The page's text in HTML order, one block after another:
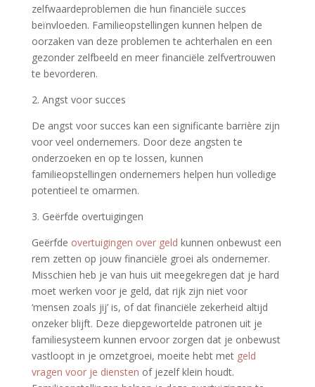
zelfwaardeproblemen die hun financiële succes
beïnvloeden. Familieopstellingen kunnen helpen de
oorzaken van deze problemen te achterhalen en een
gezonder zelfbeeld en meer financiële zelfvertrouwen
te bevorderen.
2. Angst voor succes
De angst voor succes kan een significante barrière zijn
voor veel ondernemers. Door deze angsten te
onderzoeken en op te lossen, kunnen
familieopstellingen ondernemers helpen hun volledige
potentieel te omarmen.
3. Geërfde overtuigingen
Geërfde overtuigingen over geld kunnen onbewust een
rem zetten op jouw financiële groei als ondernemer.
Misschien heb je van huis uit meegekregen dat je hard
moet werken voor je geld, dat rijk zijn niet voor
‘mensen zoals jij’ is, of dat financiële zekerheid altijd
onzeker blijft. Deze diepgewortelde patronen uit je
familiesysteem kunnen ervoor zorgen dat je onbewust
vastloopt in je omzetgroei, moeite hebt met geld
vragen voor je diensten of jezelf klein houdt.